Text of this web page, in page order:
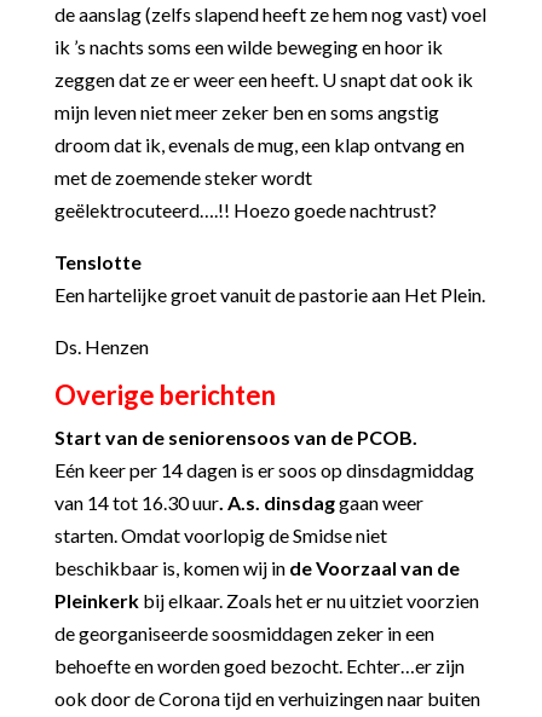
de aanslag (zelfs slapend heeft ze hem nog vast) voel
ik ’s nachts soms een wilde beweging en hoor ik
zeggen dat ze er weer een heeft. U snapt dat ook ik
mijn leven niet meer zeker ben en soms angstig
droom dat ik, evenals de mug, een klap ontvang en
met de zoemende steker wordt
geëlektrocuteerd….!! Hoezo goede nachtrust?
Tenslotte
Een hartelijke groet vanuit de pastorie aan Het Plein.
Ds. Henzen
Overige berichten
Start van de seniorensoos van de PCOB.
Eén keer per 14 dagen is er soos op dinsdagmiddag
van 14 tot 16.30 uur. A.s. dinsdaggaan weer
starten. Omdat voorlopig de Smidse niet
beschikbaar is, komen wij in de Voorzaal van de
Pleinkerkbij elkaar. Zoals het er nu uitziet voorzien
de georganiseerde soosmiddagen zeker in een
behoefte en wordengoed bezocht. Echter…er zijn
ook door de Corona tijd en verhuizingen naar buiten